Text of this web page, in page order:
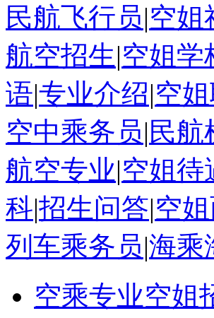
民航飞行员|空姐
航空招生|空姐学
语|专业介绍|空
空中乘务员| 民航
航空专业|空姐待
科|招生问答|空
列车乘务员|海乘
空乘专业空姐